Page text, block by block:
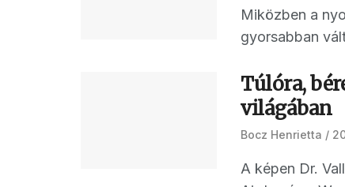
Miközben a
gyorsabban
Túlóra,
világában
Bocz Henrietta
A képen Dr.